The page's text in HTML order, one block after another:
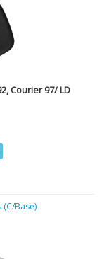
Courier 97/ LD
Base)